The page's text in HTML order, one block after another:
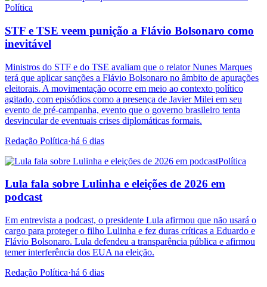
Política
STF e TSE veem punição a Flávio Bolsonaro como
inevitável
Ministros do STF e do TSE avaliam que o relator Nunes Marques
terá que aplicar sanções a Flávio Bolsonaro no âmbito de apurações
eleitorais. A movimentação ocorre em meio ao contexto político
agitado, com episódios como a presença de Javier Milei em seu
evento de pré-campanha, evento que o governo brasileiro tenta
desvincular de eventuais crises diplomáticas formais.
Redação Política·há 6 dias
Política
Lula fala sobre Lulinha e eleições de 2026 em
podcast
Em entrevista a podcast, o presidente Lula afirmou que não usará o
cargo para proteger o filho Lulinha e fez duras críticas a Eduardo e
Flávio Bolsonaro. Lula defendeu a transparência pública e afirmou
temer interferência dos EUA na eleição.
Redação Política·há 6 dias